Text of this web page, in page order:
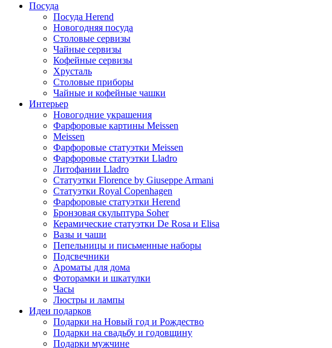
Посуда
Посуда Herend
Новогодняя посуда
Столовые сервизы
Чайные сервизы
Кофейные сервизы
Хрусталь
Столовые приборы
Чайные и кофейные чашки
Интерьер
Новогодние украшения
Фарфоровые картины Meissen
Meissen
Фарфоровые статуэтки Meissen
Фарфоровые статуэтки Lladro
Литофании Lladro
Статуэтки Florence by Giuseppe Armani
Статуэтки Royal Copenhagen
Фарфоровые статуэтки Herend
Бронзовая скульптура Soher
Керамические статуэтки De Rosa и Elisa
Вазы и чаши
Пепельницы и письменные наборы
Подсвечники
Ароматы для дома
Фоторамки и шкатулки
Часы
Люстры и лампы
Идеи подарков
Подарки на Новый год и Рождество
Подарки на свадьбу и годовщину
Подарки мужчине